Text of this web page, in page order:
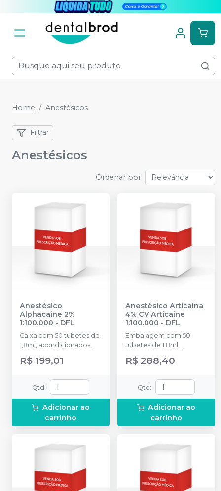
Home Anestésicos
Filtrar
Anestésicos
Ordenar por
Anestésico
Alphacaine 2%
1:100.000 - DFL
Caixa com 50 tubetes de
1,8ml, acondicionados
10 tubetes cada.
R$ 199,01
Qtd:
Adicionar ao
carrinho
Anestésico Articaína
4% CV Articaíne
1:100.000 - DFL
Embalagem com 50
tubetes de 1,8ml,
blisters lacrados com 10
de Articaína com
Epinefrina (Tubete de
Vidro).
R$ 288,40
Qtd:
Adicionar ao
carrinho